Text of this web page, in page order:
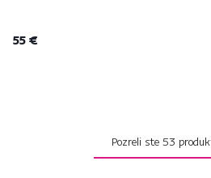
55 €
Pozreli ste 53